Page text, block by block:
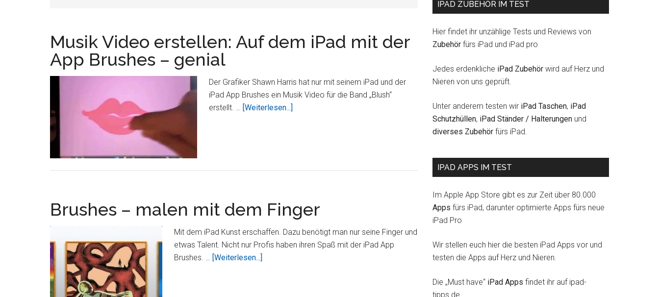
Musik Video erstellen: Auf dem iPad mit der
App Brushes – genial
Der Grafiker Shawn Harris hat nur mit seinem iPad und der
iPad App Brushes ein Musik Video für die Band „Blush“
erstellt. … [Weiterlesen...]
App
Brushes
–
genial
Brushes – malen mit dem Finger
Mit dem iPad Kunst erschaffen. Dazu benötigt man nur seine Finger und
etwas Talent. Nicht nur Profis haben ihren Spaß mit der iPad App
Brushes. … [Weiterlesen...]
IPAD ZUBEHÖR IM TEST
Hier findet ihr unzählige Tests und Reviews von
Zubehör fürs iPad und iPad pro
Jedes erdenkliche iPad Zubehör wird auf Herz und
Nieren von uns geprüft.
Unter anderem testen wir iPad Taschen, iPad
Schutzhüllen, iPad Ständer / Halterungen und
diverses Zubehör fürs iPad.
IPAD APPS IM TEST
Im Apple App Store gibt es zur Zeit über 80.000
Apps fürs iPad, darunter optimierte Apps fürs neue
iPad Pro
Wir stellen euch hier die besten iPad Apps vor und
testen die Apps auf Herz und Nieren.
Die „Must have“ iPad Apps findet ihr auf ipad-
tipps.de.